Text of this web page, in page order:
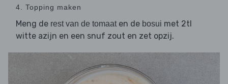
4. Topping maken
Meng de rest van de tomaat en de bosui met 2tl
witte azijn en een snuf zout en zet opzij.